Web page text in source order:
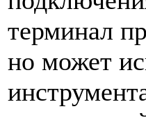
терминал
но может